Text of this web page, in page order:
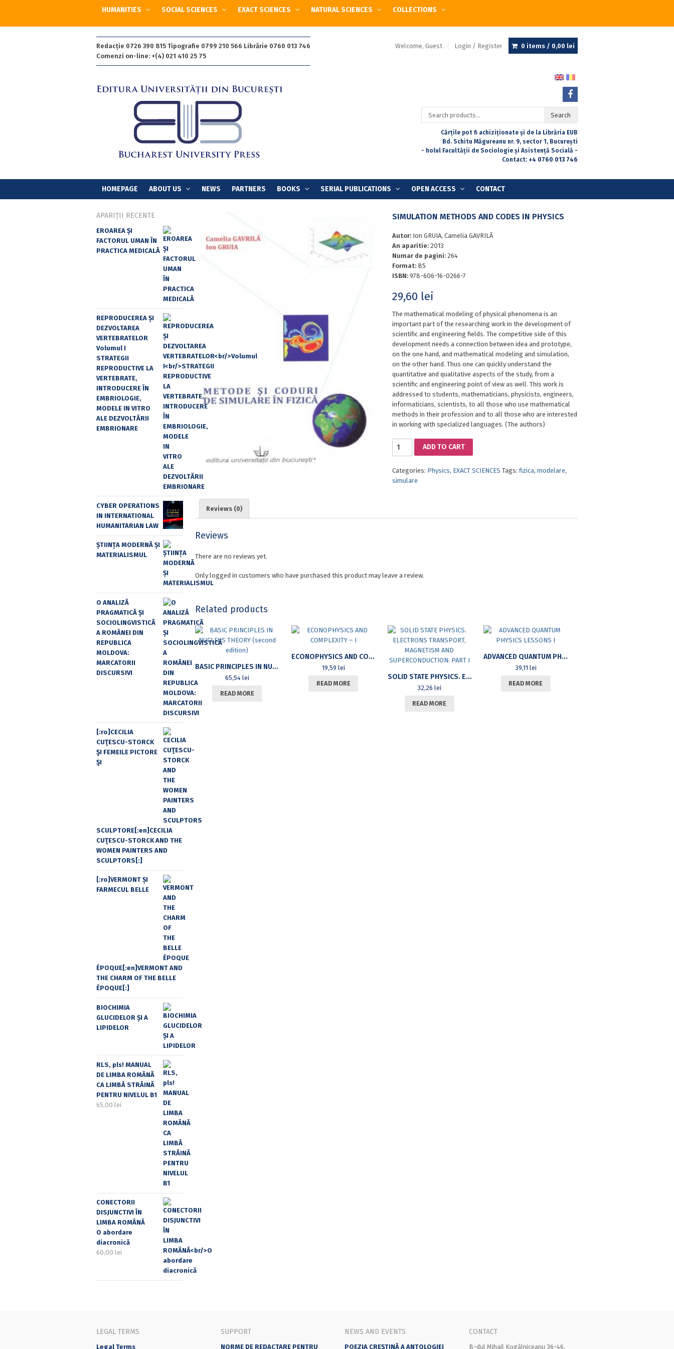
HUMANITIES SOCIAL SCIENCES EXACT SCIENCES NATURAL SCIENCES COLLECTIONS
Redacție 0726 390 815 Tipografie 0799 210 566 Librărie 0760 013 746
Comenzi on-line: +(4) 021 410 25 75
Welcome, Guest Login / Register 0 items / 0,00 lei
Search
for:
Search
Cărțile pot fi achiziționate și de la Librăria EUB
Bd. Schitu Măgureanu nr. 9, sector 1, București
- holul Facultății de Sociologie și Asistență Socială -
Contact: +4 0760 013 746
HOMEPAGE ABOUT US NEWS PARTNERS BOOKS SERIAL PUBLICATIONS OPEN ACCESS CONTACT
SIMULATION METHODS AND CODES IN PHYSICS
Autor: Ion GRUIA, Camelia GAVRILĂ
An aparitie: 2013
Numar de pagini: 264
Format: B5
ISBN: 978-606-16-0266-7
29,60 lei
The mathematical modeling of physical phenomena is an
important part of the researching work in the development of
scientific and engineering fields. The competitive side of this
development needs a connection between idea and prototype,
on the one hand, and mathematical modeling and simulation,
on the other hand. Thus one can quickly understand the
quantitative and qualitative aspects of the study, from a
scientific and engineering point of view as well. This work is
addressed to students, mathematicians, physicists, engineers,
informaticians, scientists, to all those who use mathematical
methods in their profession and to all those who are interested
in working with specialized languages. (The authors)
SIMULATION
CODES
IN
ADD TO CART
Categories: Physics, EXACT SCIENCES Tags: fizica, modelare,
simulare
Reviews (0)
Reviews
There are no reviews yet.
Only logged in customers who have purchased this product may leave a review.
Related products
BASIC PRINCIPLES IN NUCLEUS THEORY (SECOND EDITION)
65,54 lei
READ MORE
ECONOPHYSICS AND COMPLEXITY – I
19,59 lei
READ MORE
SOLID STATE PHYSICS. ELECTRONS TRANSPORT, MAGNETISM AND SUPERCONDUCTION. PART I
32,26lei
READ MORE
ADVANCED QUANTUM PHYSICS LESSONS I
39,11 lei
READ MORE
APARIȚII RECENTE
EROAREA ȘI
FACTORUL UMAN ÎN
PRACTICA MEDICALĂ
REPRODUCEREA ȘI
DEZVOLTAREA
VERTEBRATELOR
Volumul I
STRATEGII
REPRODUCTIVE LA
VERTEBRATE,
INTRODUCERE ÎN
EMBRIOLOGIE,
MODELE IN VITRO
ALE DEZVOLTĂRII
EMBRIONARE
CYBER OPERATIONS
IN INTERNATIONAL
HUMANITARIAN LAW
ȘTIINȚA MODERNĂ ȘI
MATERIALISMUL
O ANALIZĂ
PRAGMATICĂ ȘI
SOCIOLINGVISTICĂ
A ROMÂNEI DIN
REPUBLICA
MOLDOVA:
MARCATORII
DISCURSIVI
[:ro]CECILIA
CUŢESCU-STORCK
ŞI FEMEILE PICTORE
ŞI
SCULPTORE[:en]CECILIA
CUŢESCU-STORCK AND THE
WOMEN PAINTERS AND
SCULPTORS[:]
[:ro]VERMONT ȘI
FARMECUL BELLE
ÉPOQUE[:en]VERMONT AND
THE CHARM OF THE BELLE
ÉPOQUE[:]
BIOCHIMIA
GLUCIDELOR ȘI A
LIPIDELOR
RLS, pls! MANUAL
DE LIMBA ROMÂNĂ
CA LIMBĂ STRĂINĂ
PENTRU NIVELUL B1
65,00 lei
CONECTORII
DISJUNCTIVI ÎN
LIMBA ROMÂNĂ
O abordare
diacronică
60,00 lei
LEGAL TERMS
Legal Terms
SUPPORT
NORME DE REDACTARE PENTRU
NEWS AND EVENTS
POEZIA CREȘTINĂ A ANTOLOGIEI
CONTACT
B-dul Mihail Kogălniceanu 36-46,